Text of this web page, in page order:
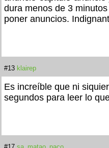
dura menos de 3
poner anuncios.
#13 klairep
Es increíble que ni
segundos para leer lo